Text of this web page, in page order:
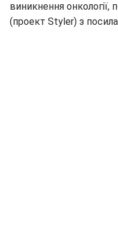
виникнення онкології,
(проект Styler) з